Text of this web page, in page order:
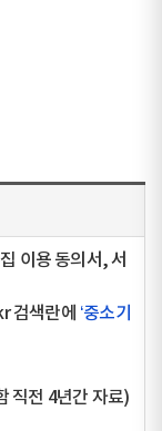
이용 동의서, 서
검색란에 ‘중소기
직전 4년간 자료)